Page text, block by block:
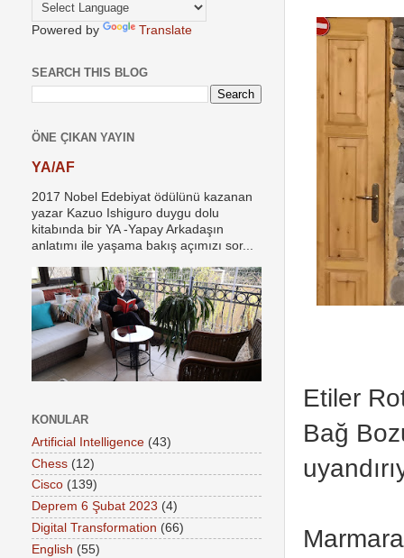
Etiler
Bağ
Powered by Translate
SEARCH THIS BLOG
ÖNE ÇIKAN YAYIN
YA/AF
2017 Nobel Edebiyat ödülünü kazanan
yazar Kazuo Ishiguro duygu dolu
kitabında bir YA -Yapay Arkadaşın
anlatımı ile yaşama bakış açımızı sor...
KONULAR
Artificial Intelligence (43)
Chess (12)
Cisco (139)
Deprem 6 Şubat 2023 (4)
Digital Transformation (66)
English (55)